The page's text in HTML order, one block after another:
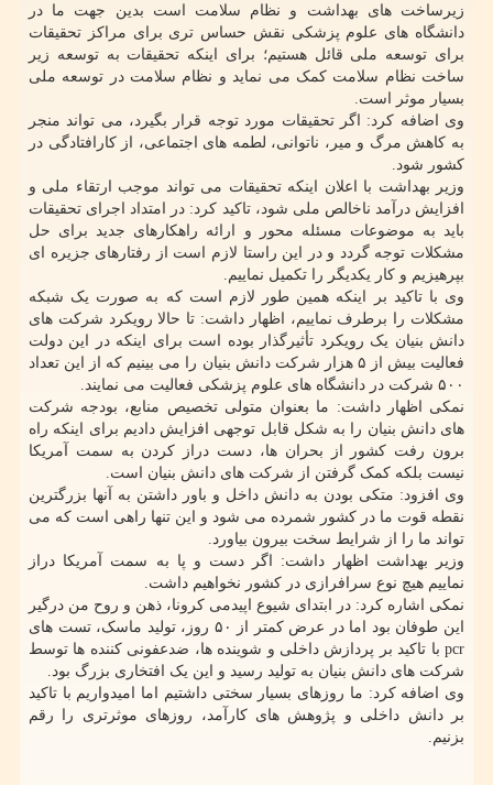
زیرساخت های بهداشت و نظام سلامت است بدین جهت ما در
دانشگاه های علوم پزشکی نقش حساس تری برای مراکز تحقیقات
برای توسعه ملی قائل هستیم؛ برای اینکه تحقیقات به توسعه زیر
ساخت نظام سلامت کمک می نماید و نظام سلامت در توسعه ملی
بسیار موثر است.
وی اضافه کرد: اگر تحقیقات مورد توجه قرار بگیرد، می تواند منجر
به کاهش مرگ و میر، ناتوانی، لطمه های اجتماعی، از کارافتادگی در
کشور شود.
وزیر بهداشت با اعلان اینکه تحقیقات می تواند موجب ارتقاء ملی و
افزایش درآمد ناخالص ملی شود، تاکید کرد: در امتداد اجرای تحقیقات
باید به موضوعات مسئله محور و ارائه راهکارهای جدید برای حل
مشکلات توجه گردد و در این راستا لازم است از رفتارهای جزیره ای
بپرهیزیم و کار یکدیگر را تکمیل نماییم.
وی با تاکید بر اینکه همین طور لازم است که به صورت یک شبکه
مشکلات را برطرف نماییم، اظهار داشت: تا حالا رویکرد شرکت های
دانش بنیان یک رویکرد تأثیرگذار بوده است برای اینکه در این دولت
فعالیت بیش از ۵ هزار شرکت دانش بنیان را می بینیم که از این تعداد
۵۰۰ شرکت در دانشگاه های علوم پزشکی فعالیت می نمایند.
نمکی اظهار داشت: ما بعنوان متولی تخصیص منابع، بودجه شرکت
های دانش بنیان را به شکل قابل توجهی افزایش دادیم برای اینکه راه
برون رفت کشور از بحران ها، دست دراز کردن به سمت آمریکا
نیست بلکه کمک گرفتن از شرکت های دانش بنیان است.
وی افزود: متکی بودن به دانش داخل و باور داشتن به آنها بزرگترین
نقطه قوت ما در کشور شمرده می شود و این تنها راهی است که می
تواند ما را از شرایط سخت بیرون بیاورد.
وزیر بهداشت اظهار داشت: اگر دست و پا به سمت آمریکا دراز
نماییم هیچ نوع سرافرازی در کشور نخواهیم داشت.
نمکی اشاره کرد: در ابتدای شیوع اپیدمی کرونا، ذهن و روح من درگیر
این طوفان بود اما در عرض کمتر از ۵۰ روز، تولید ماسک، تست های
pcr با تاکید بر پردازش داخلی و شوینده ها، ضدعفونی کننده ها توسط
شرکت های دانش بنیان به تولید رسید و این یک افتخاری بزرگ بود.
وی اضافه کرد: ما روزهای بسیار سختی داشتیم اما امیدواریم با تاکید
بر دانش داخلی و پژوهش های کارآمد، روزهای موثرتری را رقم
بزنیم.